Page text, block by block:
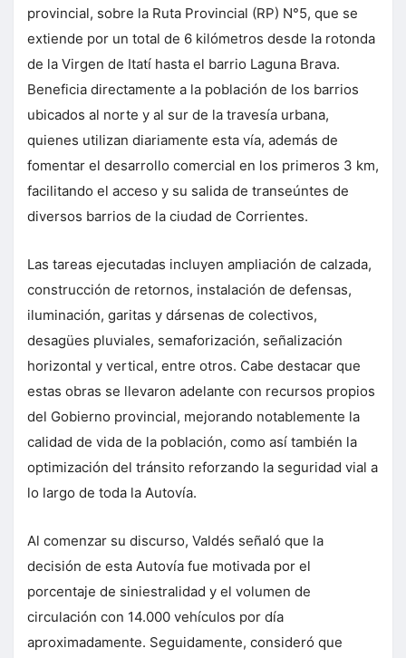
provincial, sobre la Ruta Provincial (RP) N°5, que se
extiende por un total de 6 kilómetros desde la rotonda
de la Virgen de Itatí hasta el barrio Laguna Brava.
Beneficia directamente a la población de los barrios
ubicados al norte y al sur de la travesía urbana,
quienes utilizan diariamente esta vía, además de
fomentar el desarrollo comercial en los primeros 3 km,
facilitando el acceso y su salida de transeúntes de
diversos barrios de la ciudad de Corrientes.
Las tareas ejecutadas incluyen ampliación de calzada,
construcción de retornos, instalación de defensas,
iluminación, garitas y dársenas de colectivos,
desagües pluviales, semaforización, señalización
horizontal y vertical, entre otros. Cabe destacar que
estas obras se llevaron adelante con recursos propios
del Gobierno provincial, mejorando notablemente la
calidad de vida de la población, como así también la
optimización del tránsito reforzando la seguridad vial a
lo largo de toda la Autovía.
Al comenzar su discurso, Valdés señaló que la
decisión de esta Autovía fue motivada por el
porcentaje de siniestralidad y el volumen de
circulación con 14.000 vehículos por día
aproximadamente. Seguidamente, consideró que